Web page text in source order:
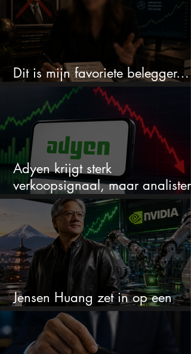
Dit is mijn favoriete belegger…
en het is niet Warren Buffett
Adyen krijgt sterk
verkoopsignaal, maar analisten
zien juist een koopkans
Jensen Huang zet in op een
aandeel dat bijna niemand kent